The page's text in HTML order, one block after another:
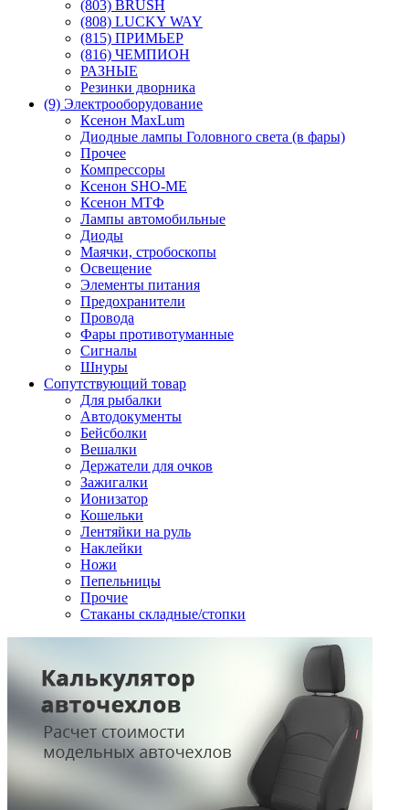
(803) BRUSH
(808) LUCKY WAY
(815) ПРИМЬЕР
(816) ЧЕМПИОН
РАЗНЫЕ
Резинки дворника
(9) Электрооборудование
Ксенон MaxLum
Диодные лампы Головного света (в фары)
Прочее
Компрессоры
Ксенон SHO-ME
Ксенон МТФ
Лампы автомобильные
Диоды
Маячки, стробоскопы
Освещение
Элементы питания
Предохранители
Провода
Фары противотуманные
Сигналы
Шнуры
Сопутствующий товар
Для рыбалки
Автодокументы
Бейсболки
Вешалки
Держатели для очков
Зажигалки
Ионизатор
Кошельки
Лентяйки на руль
Наклейки
Ножи
Пепельницы
Прочие
Стаканы складные/стопки